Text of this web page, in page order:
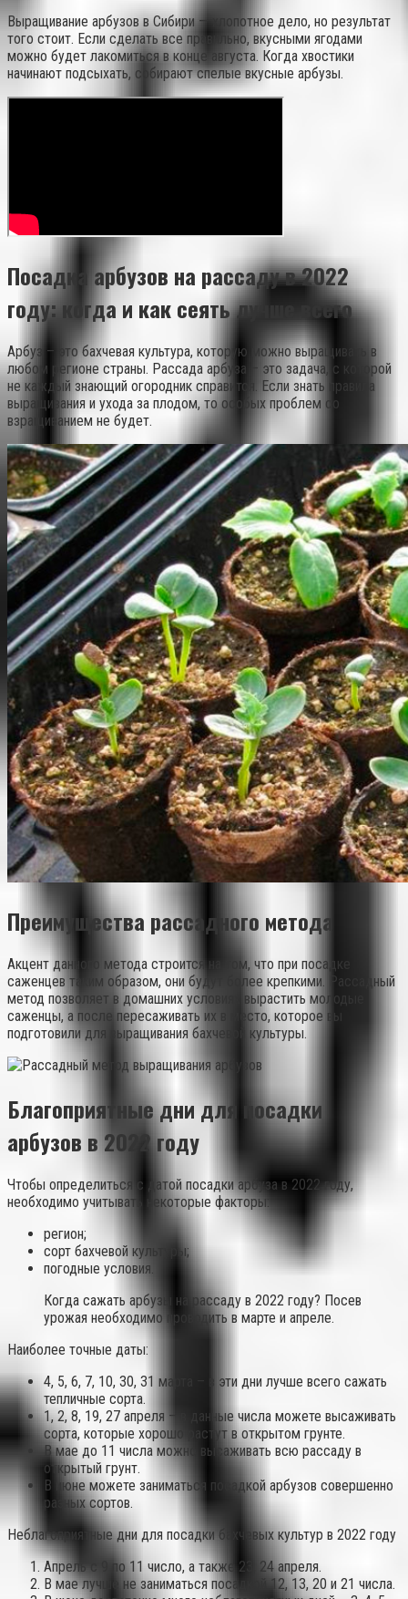
Выращивание арбузов в Сибири — хлопотное дело, но результат
того стоит. Если сделать все правильно, вкусными ягодами
можно будет лакомиться в конце августа. Когда хвостики
начинают подсыхать, собирают спелые вкусные арбузы.
Посадка арбузов на рассаду в 2022
году: когда и как сеять лучше всего
Арбуз – это бахчевая культура, которую можно выращивать в
любом регионе страны. Рассада арбуза – это задача, с которой
не каждый знающий огородник справится. Если знать правила
выращивания и ухода за плодом, то особых проблем со
взращиванием не будет.
Преимущества рассадного метода
Акцент данного метода строится на том, что при посадке
саженцев таким образом, они будут более крепкими. Рассадный
метод позволяет в домашних условиях вырастить молодые
саженцы, а после пересаживать их в место, которое вы
подготовили для выращивания бахчевой культуры.
Благоприятные дни для посадки
арбузов в 2022 году
Чтобы определиться с датой посадки арбуза в 2022 году,
необходимо учитывать некоторые факторы:
регион;
сорт бахчевой культуры;
погодные условия.
Когда сажать арбузы на рассаду в 2022 году? Посев
урожая необходимо проводить в марте и апреле.
Наиболее точные даты:
4, 5, 6, 7, 10, 30, 31 марта – в эти дни лучше всего сажать
тепличные сорта.
1, 2, 8, 19, 27 апреля – в данные числа можете высаживать
сорта, которые хорошо растут в открытом грунте.
В мае до 11 числа можно высаживать всю рассаду в
открытый грунт.
В июне можете заниматься посадкой арбузов совершенно
разных сортов.
Неблагоприятные дни для посадки бахчевых культур в 2022 году
Апрель с 9 по 11 число, а также 23, 24 апреля.
В мае лучше не заниматься посадкой 12, 13, 20 и 21 числа.